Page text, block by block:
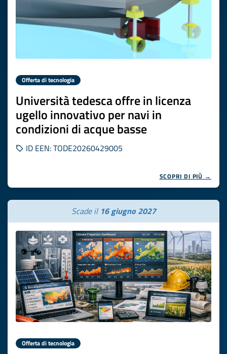
Offerta di tecnologia
Università tedesca offre in licenza
ugello innovativo per navi in
condizioni di acque basse
ID EEN: TODE20260429005
SCOPRI DI PIÙ →
Scade il 16 giugno 2027
Offerta di tecnologia